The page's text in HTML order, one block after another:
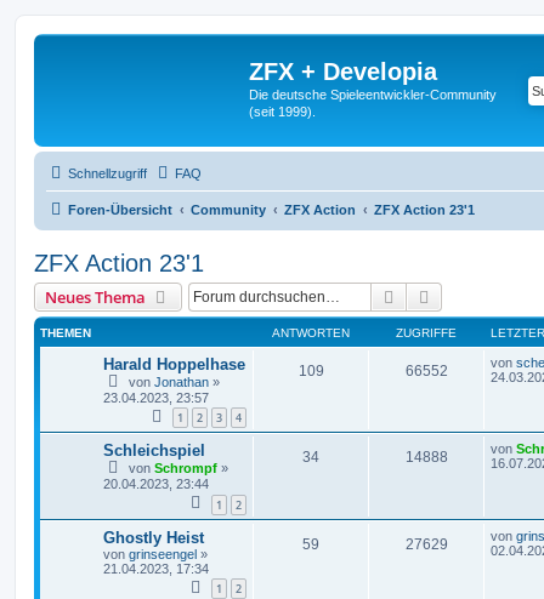
ZFX + Developia
Die deutsche Spieleentwickler-Community
(seit 1999).
Schnellzugriff FAQ
Foren-Übersicht Community ZFX Action ZFX Action 23'1
ZFX Action 23'1
Neues Thema Suche
THEMEN ANTWORTEN ZUGRIFFE
Harald Hoppelhase
von Jonathan »
23.04.2023, 23:57
1 2 3 4
109 66552 von
Schleichspiel
von Schrompf »
20.04.2023, 23:44
1 2
34 14888 von
Ghostly Heist
von grinseengel »
21.04.2023, 17:34
1 2
59 27629 von